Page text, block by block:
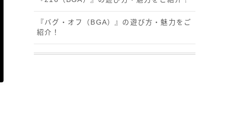
『バグ・オフ（BGA）』の遊び方・魅力をご
紹介！